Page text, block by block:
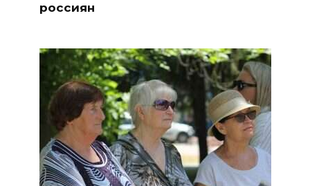
россиян